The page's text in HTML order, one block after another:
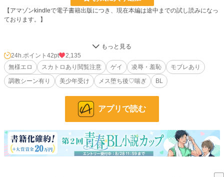
【アマゾンkindleで電子書籍出版につき、現在本編は途中までの試し読みになっ
ております。】
売春相手のヤクザが殺された事件に巻き込まれ、ヤクザにさらわれた美少年、
椿。
ヤクザの事務所で性奴隷調教を受け、SMクラブに売られ、スレイブショーで鬼
畜な凌辱ショーに参加させられる。
クラブの火事で逃げ出せたものの、今度は鬼畜な双子従弟たちから、家畜のよう
※スカトロ要素が強いです。
※主人公の人権はほぼないので、かわいそうなものが苦手な方はスルーしてくだ
さい。
24h.ポイント 42pt
2,135
無様エロ
スカトロあり閲覧注意 ゲイ 凌辱・羞恥
モブレあり
調教シーン有り
美少年受け メス堕ち後♡喘ぎ BL
アプリで読む